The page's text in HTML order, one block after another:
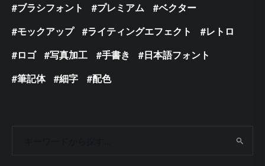
ブラシフォント
プレミアム
ベクター
モックアップ
ライティングエフェクト
レトロ
ロゴ
写真加工 手書き
日本語フォント
筆記体
細字 配色